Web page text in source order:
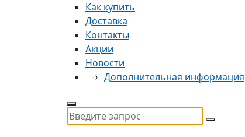
Как купить
Доставка
Контакты
Акции
Новости
Дополнительная информация